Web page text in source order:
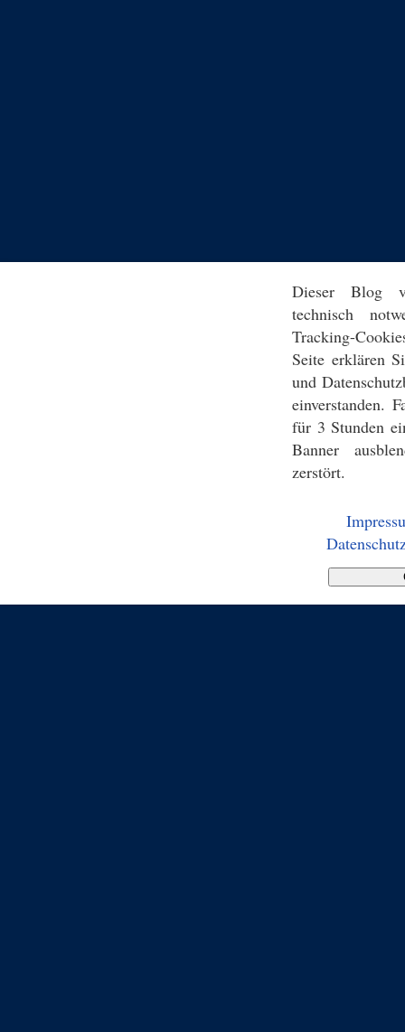
Dieser Blog
technisch
Tracking-
Seite erklären
und
einverstanden.
für 3 Stunden
Banner
zerstört.